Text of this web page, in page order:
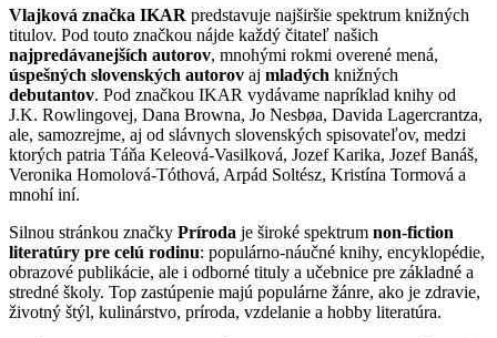
Vlajková značka IKAR predstavuje najširšie spektrum knižných
titulov. Pod touto značkou nájde každý čitateľ našich
najpredávanejších autorov, mnohými rokmi overené mená,
úspešných slovenských autorov aj mladých knižných
debutantov. Pod značkou IKAR vydávame napríklad knihy od
J.K. Rowlingovej, Dana Browna, Jo Nesbøa, Davida Lagercrantza,
ale, samozrejme, aj od slávnych slovenských spisovateľov, medzi
ktorých patria Táňa Keleová-Vasilková, Jozef Karika, Jozef Banáš,
Veronika Homolová-Tóthová, Arpád Soltész, Kristína Tormová a
mnohí iní.
Silnou stránkou značky Príroda je široké spektrum non-fiction
literatúry pre celú rodinu: populárno-náučné knihy, encyklopédie,
obrazové publikácie, ale i odborné tituly a učebnice pre základné a
stredné školy. Top zastúpenie majú populárne žánre, ako je zdravie,
životný štýl, kulinárstvo, príroda, vzdelanie a hobby literatúra.